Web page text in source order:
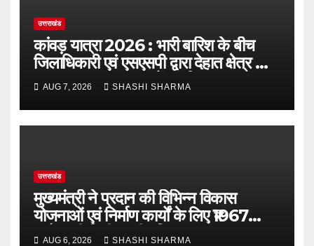
उत्तराखंड
कांवड़ यात्रा 2026 : भारी बारिश के बीच
जिलाधिकारी एवं एसएसपी द्वारा देहात क्षेत्र का
भ्रमण, सुरक्षा व्यवस्थाओं का लिया जायजा
AUG 7, 2026 SHASHI SHARMA
उत्तराखंड
मुख्यमंत्री ने प्रदान की विभिन्न विकास
योजनाओं एवं निर्माण कार्यों के लिए ₹1967
करोड़ की वित्तीय स्वीकृति
AUG 6, 2026 SHASHI SHARMA